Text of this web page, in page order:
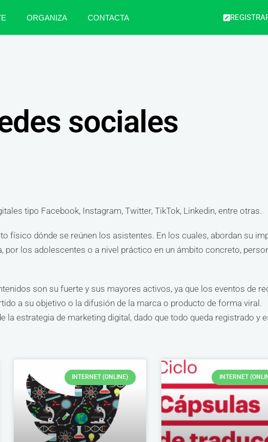
ORGANIZA CONTACTA
sociales
tipo Facebook, Instagram, Twitter, TikTok, Linkedin, entre otras.
físico dónde se reúnen los asistentes. En los cuales, abordan su
los adolescentes o a nivel práctico en un ámbito concreto,
son su fuerte y sus mayores activos, ya que los eventos de
a su objetivo o la difusión de la marca o producto de forma viral.
estrategia de marketing digital, dado que todo queda registrado y
INTERNET (ONLINE) INTERNET